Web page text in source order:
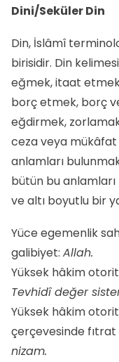
Dini/Seküler Din
Din, İslâmî
birisidir. Din
eğmek, itaat
borç etmek, borç
eğdirmek,
ceza veya
anlamları
bütün bu
ve altı boyutlu bir
Yüce egemenlik
galibiyet: Allah.
Yüksek hâkim
Tevhidî değer
Yüksek hâkim
çerçevesinde
nizam.